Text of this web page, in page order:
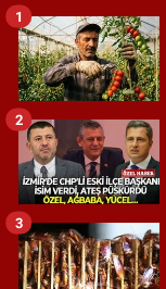
1
2
3